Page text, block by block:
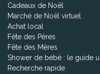
Cadeaux de Noël
Marché de Noël virtuel
Achat local
Fête des Pères
Fête des Mères
Shower de bébé : le guide
Recherche rapide